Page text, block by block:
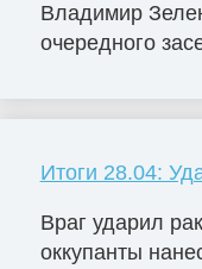
Владимир
очередного
Итоги 28.04:
Враг ударил
оккупанты